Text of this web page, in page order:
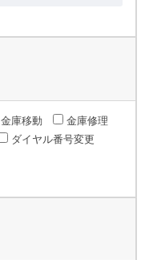
金庫移動
金庫修理
ダイヤル番号変更